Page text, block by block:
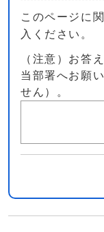
このページに
入ください。
（注意）お答
当部署へお願
せん）。